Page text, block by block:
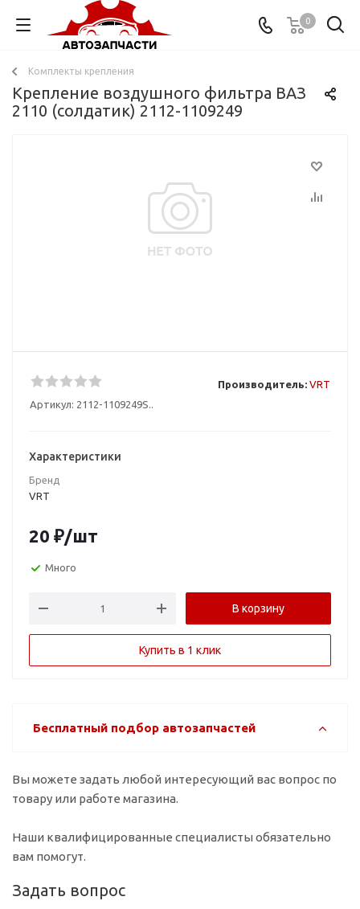
0
Комплекты крепления
Крепление воздушного фильтра ВАЗ
2110 (солдатик) 2112-1109249
Артикул: 2112-1109249S..
Производитель: VRT
Характеристики
Бренд
VRT
20 ₽/шт
Много
В корзину
Купить в 1 клик
Бесплатный подбор автозапчастей
Вы можете задать любой интересующий вас вопрос по
товару или работе магазина.
Наши квалифицированные специалисты обязательно
вам помогут.
Задать вопрос